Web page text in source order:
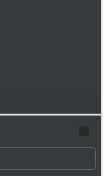
subjects to print.